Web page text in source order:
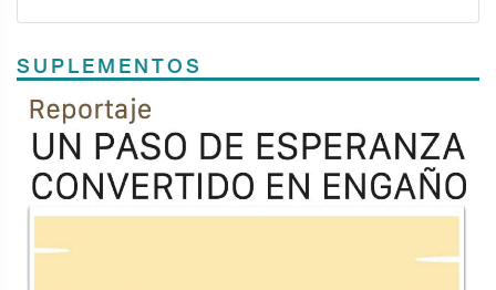
SUPLEMENTOS
Previous
TODOS LOS SUPLEMENTOS